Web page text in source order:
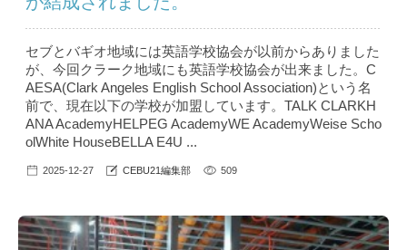
セブとバギオ地域には英語学校協会が以前からありました
が、今回クラーク地域にも英語学校協会が出来ました。C
AESA(Clark Angeles English School Association)という名
前で、現在以下の学校が加盟しています。TALK CLARKH
ANA AcademyHELPEG AcademyWE AcademyWeise Scho
olWhite HouseBELLA E4U ...
2025-12-27 CEBU21編集部 509